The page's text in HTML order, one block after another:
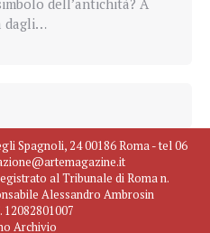
dagli…
Spagnoli, 24 00186 Roma - tel 06
al Tribunale di Roma n.
Alessandro Ambrosin
12082801007
Archivio